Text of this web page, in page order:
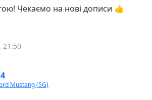
Чекаємо на нові дописи 👍
21:50
Mustang (5G)